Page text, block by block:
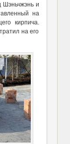
Шэньчжэнь и
на
кирпича.
на его